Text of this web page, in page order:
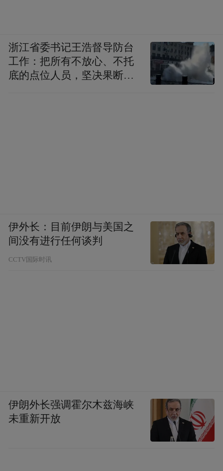
浙江省委书记王浩督导防台
工作：把所有不放心、不托
底的点位人员，坚决果断转
伊外长：目前伊朗与美国之
间没有进行任何谈判
CCTV国际时讯
伊朗外长强调霍尔木兹海峡
未重新开放